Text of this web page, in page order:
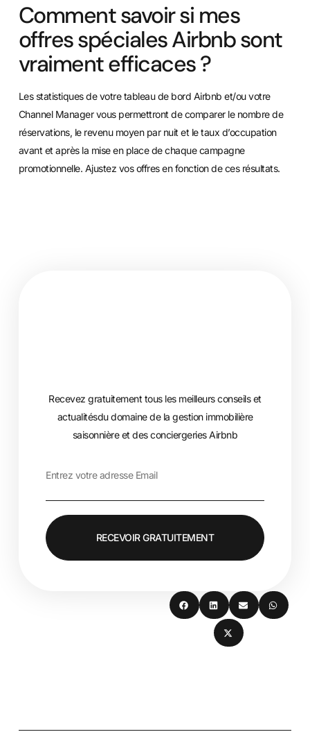
Comment savoir si mes
offres spéciales Airbnb sont
vraiment efficaces ?
Les statistiques de votre tableau de bord Airbnb et/ou votre
Channel Manager vous permettront de comparer le nombre de
réservations, le revenu moyen par nuit et le taux d’occupation
avant et après la mise en place de chaque campagne
promotionnelle. Ajustez vos offres en fonction de ces résultats.
Recevez gratuitement tous les meilleurs conseils et
actualitésdu domaine de la gestion immobilière
saisonnière et des conciergeries Airbnb
RECEVOIR GRATUITEMENT